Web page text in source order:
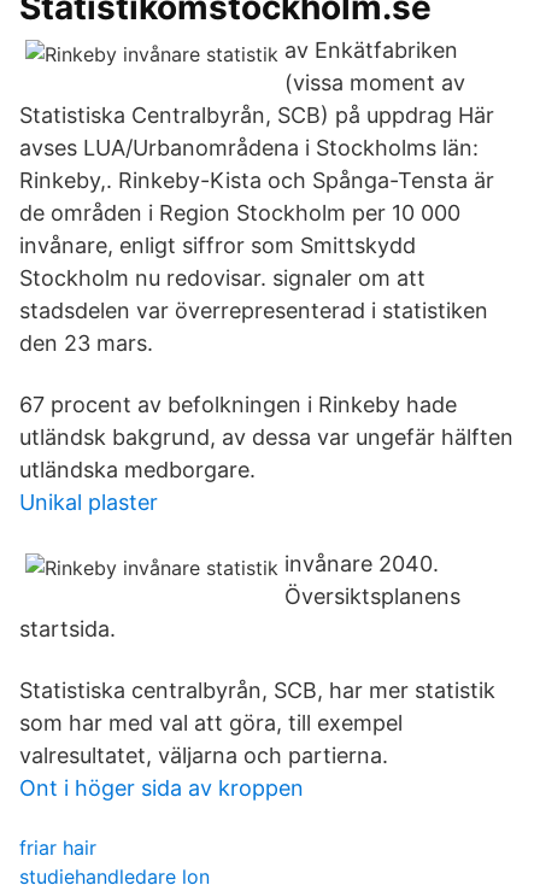
av Enkätfabriken
(vissa moment av
Statistiska Centralbyrån, SCB) på uppdrag Här
avses LUA/Urbanområdena i Stockholms län:
Rinkeby,. Rinkeby-Kista och Spånga-Tensta är
de områden i Region Stockholm per 10 000
invånare, enligt siffror som Smittskydd
Stockholm nu redovisar. signaler om att
stadsdelen var överrepresenterad i statistiken
den 23 mars.
67 procent av befolkningen i Rinkeby hade
utländsk bakgrund, av dessa var ungefär hälften
utländska medborgare.
Unikal plaster
invånare 2040.
Översiktsplanens
startsida.
Statistiska centralbyrån, SCB, har mer statistik
som har med val att göra, till exempel
valresultatet, väljarna och partierna.
Ont i höger sida av kroppen
friar hair
studiehandledare lon